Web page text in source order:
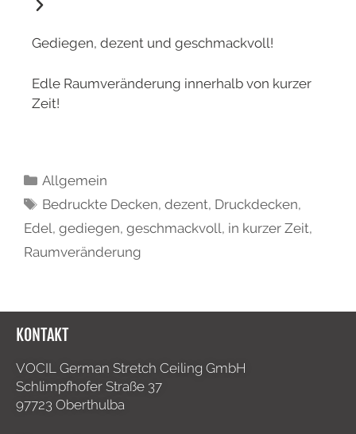
Gediegen, dezent und geschmackvoll!
Edle Raumveränderung innerhalb von kurzer
Zeit!
Allgemein
Bedruckte Decken,dezent, Druckdecken,
Edel, gediegen, geschmackvoll, in kurzer Zeit,
Raumveränderung
KONTAKT
VOCIL German Stretch Ceiling GmbH
Schlimpfhofer Straße 37
97723 Oberthulba